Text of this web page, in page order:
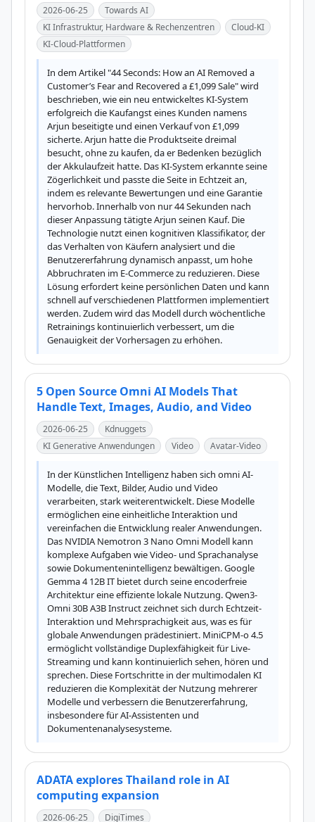
2026-06-25
Towards AI
KI Infrastruktur, Hardware & Rechenzentren
Cloud-KI
KI-Cloud-Plattformen
In dem Artikel "44 Seconds: How an AI Removed a
Customer’s Fear and Recovered a £1,099 Sale" wird
beschrieben, wie ein neu entwickeltes KI-System
erfolgreich die Kaufangst eines Kunden namens
Arjun beseitigte und einen Verkauf von £1,099
sicherte. Arjun hatte die Produktseite dreimal
besucht, ohne zu kaufen, da er Bedenken bezüglich
der Akkulaufzeit hatte. Das KI-System erkannte seine
Zögerlichkeit und passte die Seite in Echtzeit an,
indem es relevante Bewertungen und eine Garantie
hervorhob. Innerhalb von nur 44 Sekunden nach
dieser Anpassung tätigte Arjun seinen Kauf. Die
Technologie nutzt einen kognitiven Klassifikator, der
das Verhalten von Käufern analysiert und die
Benutzererfahrung dynamisch anpasst, um hohe
Abbruchraten im E-Commerce zu reduzieren. Diese
Lösung erfordert keine persönlichen Daten und kann
schnell auf verschiedenen Plattformen implementiert
werden. Zudem wird das Modell durch wöchentliche
Retrainings kontinuierlich verbessert, um die
Genauigkeit der Vorhersagen zu erhöhen.
5 Open Source Omni AI Models That
Handle Text, Images, Audio, and Video
2026-06-25
Kdnuggets
KI Generative Anwendungen
Video Avatar-Video
In der Künstlichen Intelligenz haben sich omni AI-
Modelle, die Text, Bilder, Audio und Video
verarbeiten, stark weiterentwickelt. Diese Modelle
ermöglichen eine einheitliche Interaktion und
vereinfachen die Entwicklung realer Anwendungen.
Das NVIDIA Nemotron 3 Nano Omni Modell kann
komplexe Aufgaben wie Video- und Sprachanalyse
sowie Dokumentenintelligenz bewältigen. Google
Gemma 4 12B IT bietet durch seine encoderfreie
Architektur eine effiziente lokale Nutzung. Qwen3-
Omni 30B A3B Instruct zeichnet sich durch Echtzeit-
Interaktion und Mehrsprachigkeit aus, was es für
globale Anwendungen prädestiniert. MiniCPM-o 4.5
ermöglicht vollständige Duplexfähigkeit für Live-
Streaming und kann kontinuierlich sehen, hören und
sprechen. Diese Fortschritte in der multimodalen KI
reduzieren die Komplexität der Nutzung mehrerer
Modelle und verbessern die Benutzererfahrung,
insbesondere für AI-Assistenten und
Dokumentenanalysesysteme.
ADATA explores Thailand role in AI
computing expansion
2026-06-25 DigiTimes